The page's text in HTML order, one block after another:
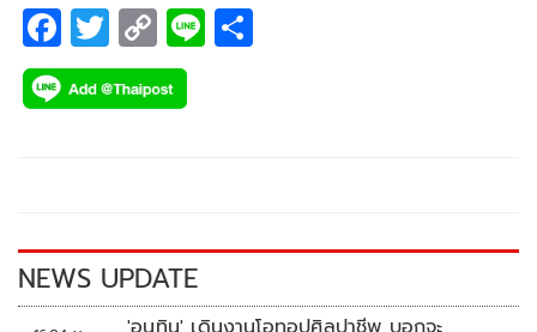
F
ac
e
k
T
wi
tt
C
o
p
k
Li
NEWS UPDATE